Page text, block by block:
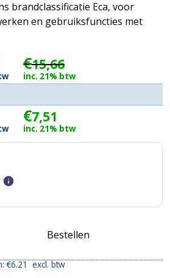
brandclassificatie Eca, voor
en gebruiksfuncties met
€15,66
inc. 21% btw
€7,51
inc. 21% btw
Bestellen
€6.21excl. btw